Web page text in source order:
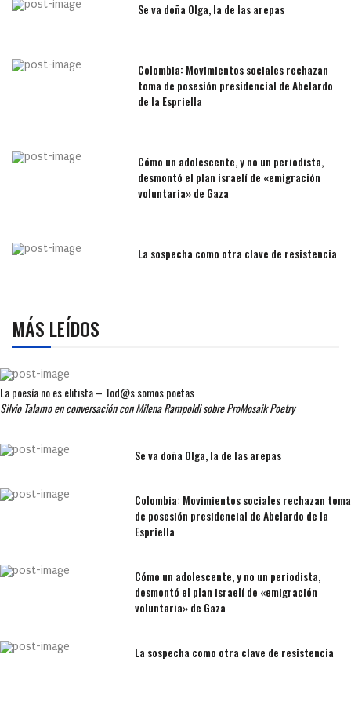
Se va doña Olga, la de las arepas
Colombia: Movimientos sociales rechazan
toma de posesión presidencial de Abelardo
de la Espriella
Cómo un adolescente, y no un periodista,
desmontó el plan israelí de «emigración
voluntaria» de Gaza
La sospecha como otra clave de resistencia
MÁS LEÍDOS
La poesía no es elitista – Tod@s somos poetas
Silvio Talamo en conversación con Milena Rampoldi sobre ProMosaik Poetry
Se va doña Olga, la de las arepas
Colombia: Movimientos sociales rechazan toma
de posesión presidencial de Abelardo de la
Espriella
Cómo un adolescente, y no un periodista,
desmontó el plan israelí de «emigración
voluntaria» de Gaza
La sospecha como otra clave de resistencia